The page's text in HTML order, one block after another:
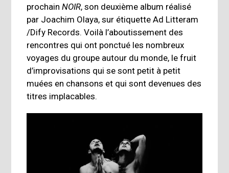
prochainNOIR, son deuxième album réalisé
par Joachim Olaya, sur étiquette Ad Litteram
/Dify Records. Voilà l’aboutissement des
rencontres qui ont ponctué les nombreux
voyages du groupe autour du monde, le fruit
d’improvisations qui se sont petit à petit
muées en chansons et qui sont devenues des
titres implacables.